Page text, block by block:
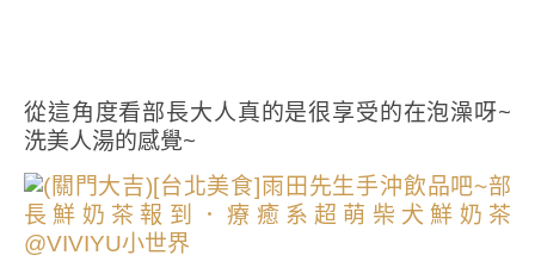
從這角度看部長大人真的是很享受的在泡澡呀~
洗美人湯的感覺~